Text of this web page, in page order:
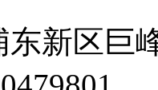
新区巨